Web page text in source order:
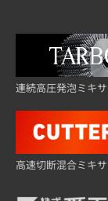
連続高圧発泡ミキ
高速切断混合ミキ